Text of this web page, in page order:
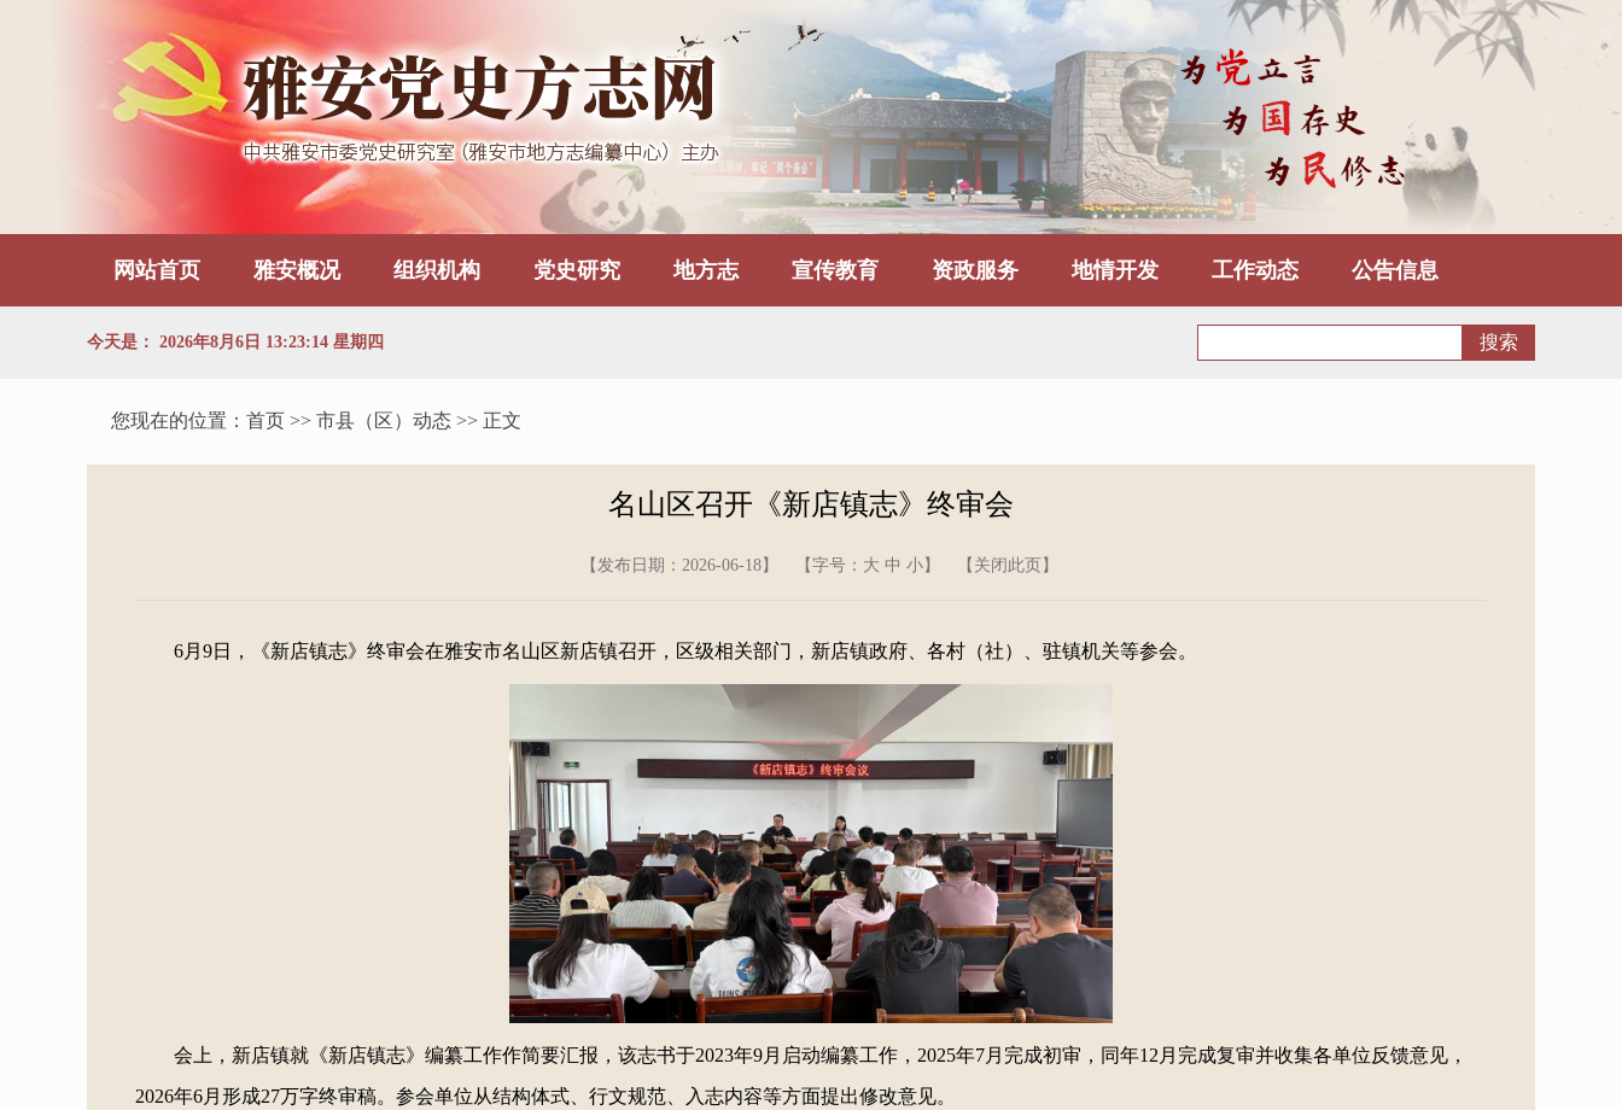
网站首页 雅安概况 组织机构 党史研究 地方志 宣传教育 资政服务 地情开发 工作动态 公告信息
今天是： 2026年8月6日 13:23:15 星期四
您现在的位置： 首页 >> 市县（区）动态 >> 正文
名山区召开《新店镇志》终审会
【发布日期：2026-06-18】 【字号： 大 中 小 】 【 关闭此页 】
6月9日，《新店镇志》终审会在雅安市名山区新店镇召开，区级相关部门，新店镇政府、各村（社）、驻镇机关等参会。
会上，新店镇就《新店镇志》编纂工作作简要汇报，该志书于2023年9月启动编纂工作，2025年7月完成初审，同年12月完成复审并收集各单位反馈意见，
2026年6月形成27万字终审稿。参会单位从结构体式、行文规范、入志内容等方面提出修改意见。